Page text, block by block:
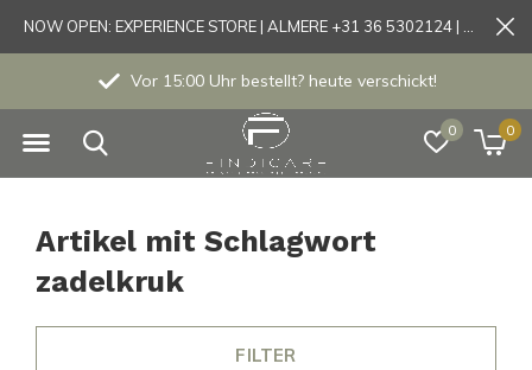
0 0
Vor 15:00 Uhr bestellt? heute verschickt!
Artikel mit Schlagwort
zadelkruk
FILTER